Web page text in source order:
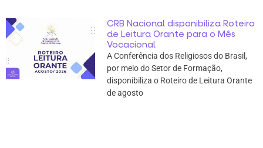
CRB Nacional disponibiliza Roteiro
de Leitura Orante para o Mês
Vocacional
A Conferência dos Religiosos do Brasil,
por meio do Setor de Formação,
disponibiliza o Roteiro de Leitura Orante
de agosto